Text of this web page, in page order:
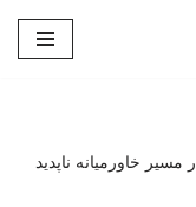
خاورمیانه ناپدید